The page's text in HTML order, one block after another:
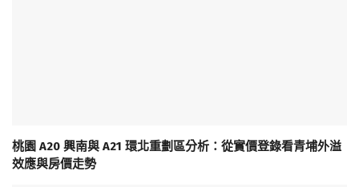
桃園 A20 興南與 A21 環北重劃區分析：從實價登錄看青埔外溢
效應與房價走勢